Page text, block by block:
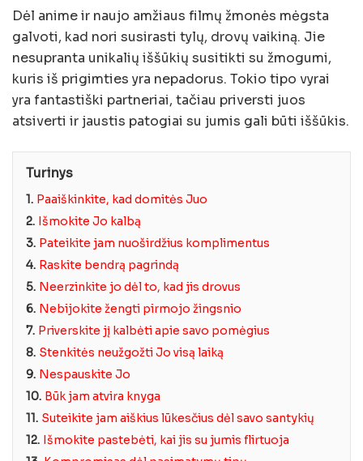
Dėl anime ir naujo amžiaus filmų žmonės mėgsta
galvoti, kad nori susirasti tylų, drovų vaikiną. Jie
nesupranta unikalių iššūkių susitikti su žmogumi,
kuris iš prigimties yra nepadorus. Tokio tipo vyrai
yra fantastiški partneriai, tačiau priversti juos
atsiverti ir jaustis patogiai su jumis gali būti iššūkis.
Turinys
1. Paaiškinkite, kad domitės Juo
2. Išmokite Jo kalbą
3. Pateikite jam nuoširdžius komplimentus
4. Raskite bendrą pagrindą
5. Neerzinkite jo dėl to, kad jis drovus
6. Nebijokite žengti pirmojo žingsnio
7. Priverskite jį kalbėti apie savo pomėgius
8. Stenkitės neužgožti Jo visą laiką
9. Nespauskite Jo
10. Būk jam atvira knyga
11. Suteikite jam aiškius lūkesčius dėl savo santykių
12. Išmokite pastebėti, kai jis su jumis flirtuoja